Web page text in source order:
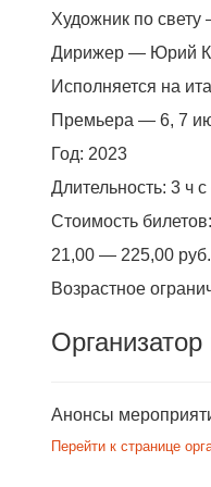
Художник по
Дирижер — Юрий
Исполняется на
Премьера — 6, 7
Год: 2023
Длительность: 3 ч
Стоимость билетов:
21,00 — 225,00 руб.
Возрастное
Анонсы
Перейти к странице